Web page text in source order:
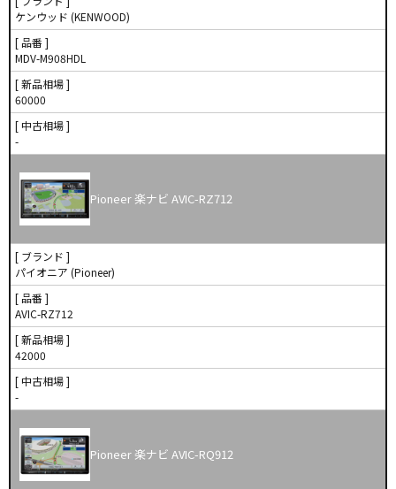
ケンウッド (KENWOOD)
[ 品番 ]
MDV-M908HDL
[ 新品相場 ]
60000
[ 中古相場 ]
-
Pioneer 楽ナビ AVIC-RZ712
[ ブランド ]
パイオニア (Pioneer)
[ 品番 ]
AVIC-RZ712
[ 新品相場 ]
42000
[ 中古相場 ]
-
Pioneer 楽ナビ AVIC-RQ912